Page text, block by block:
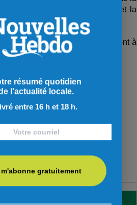
la croissance, la résilience et la
une demande de financement à
résumé quotidien
l'actualité locale.
entre 16 h et 18 h.
gratuitement